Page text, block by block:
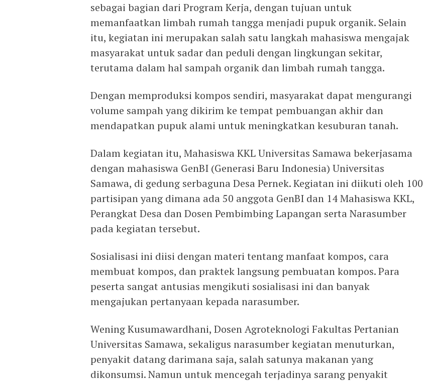
sebagai bagian dari Program Kerja, dengan tujuan untuk
memanfaatkan limbah rumah tangga menjadi pupuk organik. Selain
itu, kegiatan ini merupakan salah satu langkah mahasiswa mengajak
masyarakat untuk sadar dan peduli dengan lingkungan sekitar,
terutama dalam hal sampah organik dan limbah rumah tangga.
Dengan memproduksi kompos sendiri, masyarakat dapat mengurangi
volume sampah yang dikirim ke tempat pembuangan akhir dan
mendapatkan pupuk alami untuk meningkatkan kesuburan tanah.
Dalam kegiatan itu, Mahasiswa KKL Universitas Samawa bekerjasama
dengan mahasiswa GenBI (Generasi Baru Indonesia) Universitas
Samawa, di gedung serbaguna Desa Pernek. Kegiatan ini diikuti oleh 100
partisipan yang dimana ada 50 anggota GenBI dan 14 Mahasiswa KKL,
Perangkat Desa dan Dosen Pembimbing Lapangan serta Narasumber
pada kegiatan tersebut.
Sosialisasi ini diisi dengan materi tentang manfaat kompos, cara
membuat kompos, dan praktek langsung pembuatan kompos. Para
peserta sangat antusias mengikuti sosialisasi ini dan banyak
mengajukan pertanyaan kepada narasumber.
Wening Kusumawardhani, Dosen Agroteknologi Fakultas Pertanian
Universitas Samawa, sekaligus narasumber kegiatan menuturkan,
penyakit datang darimana saja, salah satunya makanan yang
dikonsumsi. Namun untuk mencegah terjadinya sarang penyakit